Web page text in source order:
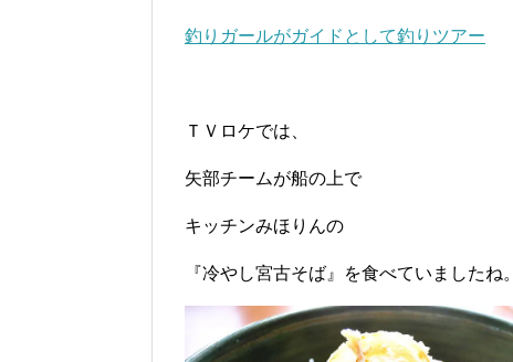
釣りガールがガイドとして釣りツアー
ＴＶロケでは、
矢部チームが船の上で
キッチンみほりんの
『冷やし宮古そば』を食べていましたね。